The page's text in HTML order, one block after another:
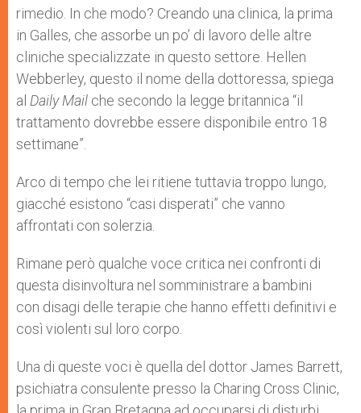
rimedio. In che modo? Creando una clinica, la prima
in Galles, che assorbe un po’ di lavoro delle altre
cliniche specializzate in questo settore. Hellen
Webberley, questo il nome della dottoressa, spiega
al Daily Mail che secondo la legge britannica “il
trattamento dovrebbe essere disponibile entro 18
settimane”.
Arco di tempo che lei ritiene tuttavia troppo lungo,
giacché esistono “casi disperati” che vanno
affrontati con solerzia.
Rimane però qualche voce critica nei confronti di
questa disinvoltura nel somministrare a bambini
con disagi delle terapie che hanno effetti definitivi e
così violenti sul loro corpo.
Una di queste voci è quella del dottor James Barrett,
psichiatra consulente presso la Charing Cross Clinic,